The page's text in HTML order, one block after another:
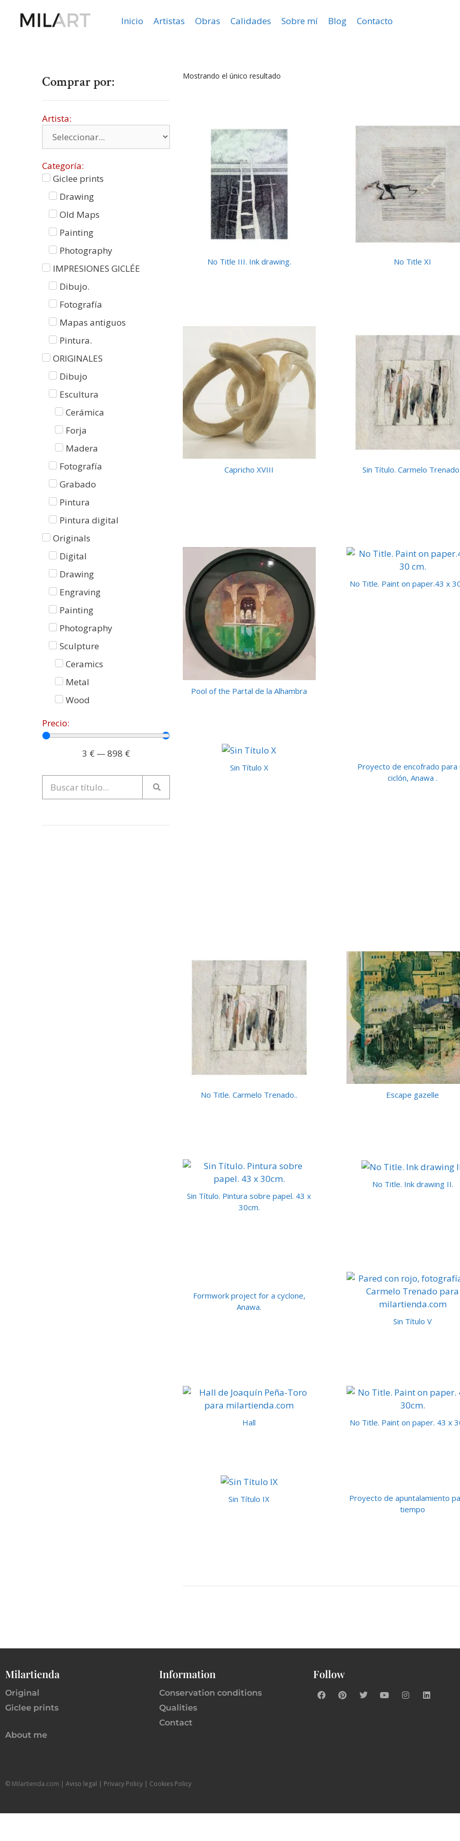
Inicio Artistas Obras Calidades Sobre mí Blog Contacto
Comprar por:
Artista:
Categoría:
Giclee prints
Drawing
Old Maps
Painting
Photography
IMPRESIONES GICLÉE
Dibujo.
Fotografía
Mapas antiguos
Pintura.
ORIGINALES
Dibujo
Escultura
Cerámica
Forja
Madera
Fotografía
Grabado
Pintura
Pintura digital
Originals
Digital
Drawing
Engraving
Painting
Photography
Sculpture
Ceramics
Metal
Wood
Precio:
3 €—898 €
Mostrando el único resultado
No Title III. Ink drawing. No Title XI
Capricho XVIII Sin Título. Carmelo
Pool of the Partal de la Alhambra
No Title. Paint on paper.43 x
Sin Título X
Proyecto de encofrado para
ciclón, Anawa .
No Title. Carmelo Trenado.. Escape gazelle
Sin Título. Pintura sobre papel. 43 x
30cm.
No Title. Ink drawing II.
Formwork project for a cyclone,
Anawa.
Sin Título V
Hall No Title. Paint on paper. 43 x
Sin Título IX
Proyecto de apuntalamiento
tiempo
Milartienda
Original
Giclee prints
About me
Information
Conservation conditions
Qualities
Contact
Follow
© Milartienda.com | Aviso legal | Privacy Policy | Cookies Policy